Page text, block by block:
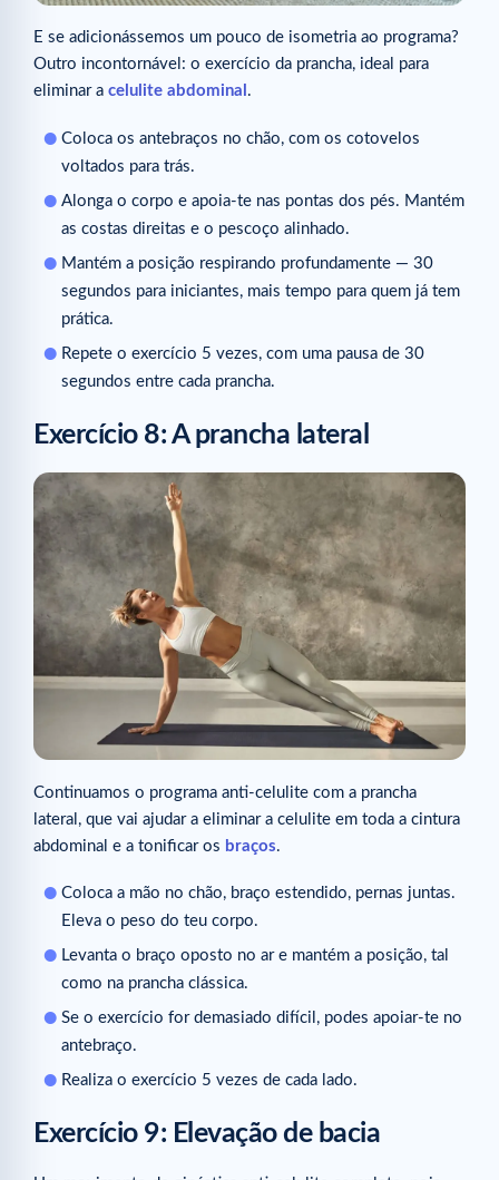
E se adicionássemos um pouco de isometria ao programa?
Outro incontornável: o exercício da prancha, ideal para
eliminar a celulite abdominal .
Coloca os antebraços no chão, com os cotovelos
voltados para trás.
Alonga o corpo e apoia-te nas pontas dos pés. Mantém
as costas direitas e o pescoço alinhado.
Mantém a posição respirando profundamente — 30
segundos para iniciantes, mais tempo para quem já tem
prática.
Repete o exercício 5 vezes, com uma pausa de 30
segundos entre cada prancha.
Exercício 8: A prancha lateral
Continuamos o programa anti-celulite com a prancha
lateral, que vai ajudar a eliminar a celulite em toda a cintura
abdominal e a tonificar os braços.
Coloca a mão no chão, braço estendido, pernas juntas.
Eleva o peso do teu corpo.
Levanta o braço oposto no ar e mantém a posição, tal
como na prancha clássica.
Se o exercício for demasiado difícil, podes apoiar-te no
antebraço.
Realiza o exercício 5 vezes de cada lado.
Exercício 9: Elevação de bacia